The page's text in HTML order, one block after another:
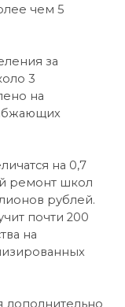
чем 5
за
3
на
на 0,7
ремонт школ
рублей.
почти 200
на
дополнительно